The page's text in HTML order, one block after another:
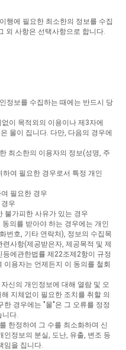
이행에 필요한 최소한의 정보를 수집
외 사항은 선택사항으로 합니다
정보를 수집하는 때에는 반드시 당
없이 목적외의 이용이나 제3자에
몰이 집니다 다만 다음의 경우에
최소한의 이용자의 정보 (성명
주
하여 필요한 경우로서 특정 개인
필요한 경우
경우
불가피한 사유가 있는 경우
동의를 받아야 하는 경우에는 개인
번호 기타 연락처), 정보의 수집목
련사항(제공받은자 제공목적 및 제
등에관한법률 제22조제2항이 규정
이용자는 언제든지 이 동의를 철회
자신의 개인정보에 대해 열람 및 오
해 지체없이 필요한 조치를 취할 의
한 경우에는 "몰"은 그 오류를 정정
니다
한정하여 그 수를 최소화하며 신
인정보의 분실 도난 유출 변조 등
임을 집니다